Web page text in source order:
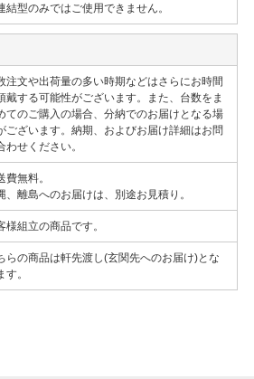
結型のみではご使用できません。
注文や出荷量の多い時期などはさらにお時間
戴する可能性がございます。また、台数をま
てのご購入の場合、分納でのお届けとなる場
ございます。納期、およびお届け詳細はお問
わせください。
費無料。
、離島へのお届けは、別途お見積り。
様組立の商品です。
らの商品は軒先渡し(玄関先へのお届け)とな
す。